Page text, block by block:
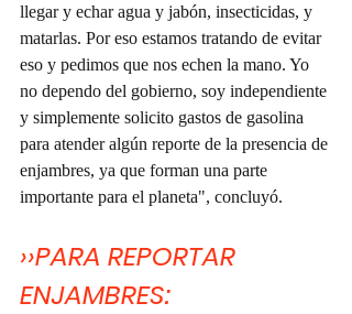
llegar y echar agua y jabón, insecticidas, y
matarlas. Por eso estamos tratando de evitar
eso y pedimos que nos echen la mano. Yo
no dependo del gobierno, soy independiente
y simplemente solicito gastos de gasolina
para atender algún reporte de la presencia de
enjambres, ya que forman una parte
importante para el planeta", concluyó.
››PARA REPORTAR
ENJAMBRES: